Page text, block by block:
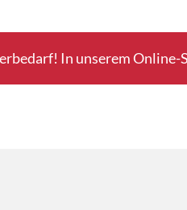
In unserem